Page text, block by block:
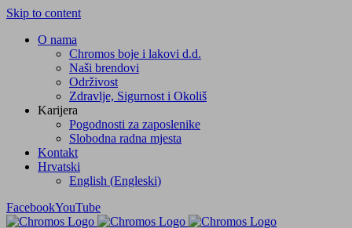
Skip to content
O nama
Chromos boje i lakovi d.d.
Naši brendovi
Održivost
Zdravlje, Sigurnost i Okoliš
Karijera
Pogodnosti za zaposlenike
Slobodna radna mjesta
Kontakt
Hrvatski
English (Engleski)
FacebookYouTube